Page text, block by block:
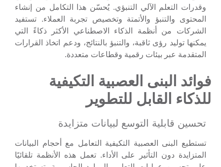
وقدرات التعلم الآلي التنبؤي. يُحسّن هذا التكامل من إنشاء
المحتوى والتنبؤ والأتمتة وتخصيص تجربة العملاء. تستفيد
الشركات من أنظمة الذكاء الاصطناعي الأكثر ذكاءً التي
يمكنها توليد رؤى ثاقبة، والتنبؤ بالنتائج، ودعم اتخاذ القرارات
المتقدمة عبر بيئات رقمية وقطاعات متعددة.
فوائد البنى العصبية التكيفية
للذكاء القابل للتطوير
تحسين قابلية التوسع لبيانات متزايدة
تستطيع البنى العصبية التكيفية التعامل مع أحجام البيانات
المتزايدة دون التأثير على الأداء. تعمل هذه الأنظمة تلقائيًا